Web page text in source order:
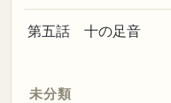
第五話 十の足音
未分類